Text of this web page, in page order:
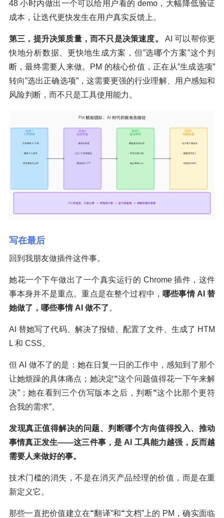
48 小时内做出一个可以给用户看的 demo，大幅降低验证
成本，让迭代更快发生在用户真实反馈上。
第三，提升决策质量，而不只是决策速度。
AI 可以帮你更
快地分析数据、更快地生成方案，但”选哪个方案”这个判
断，最终需要人来做。PM 的核心价值，正在从”生成选项”
转向”选出正确选项”，这需要更强的行业理解、用户感知和
风险判断，而不只是工具使用能力。
写在最后
回到我朋友做插件这件事。
她花一个下午做出了一个真实运行的 Chrome 插件，这件
事本身并不是重点。重点是在整个过程中， 哪些事情AI替
她做了，哪些事情AI 做不了。
AI 替她写了代码、解决了报错、配置了文件、生成了 HTM
L 和 CSS。
但 AI 做不了的是：她在日复一日的工作中，感知到了那个
让她烦躁的具体痛点；她决定“这个问题值得花一下午来解
决”；她在看到三个仿写版本之后，判断“这个比那个更符
合我的需求”。
发现真正值得解决的问题、判断哪个方向值得投入、推动
事情真正发生——这三件事，是 AI 工具能力越强，反而越
需要人来做好的事。
技术门槛的消失，不是在消灭产品经理的价值，而是在重
新定义它。
那些一直把价值建立在“翻译”和“文档”上的 PM，确实面临